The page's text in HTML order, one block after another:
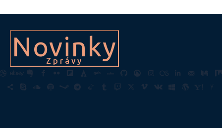
Novinky
Zprávy